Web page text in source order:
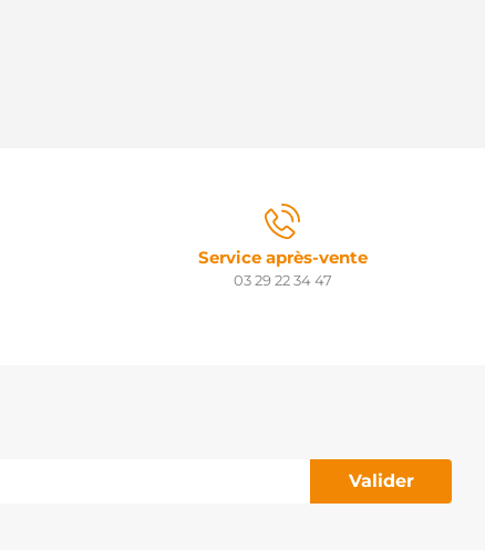
Service après-vente
03 29 22 34 47
Valider